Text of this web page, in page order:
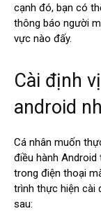
cạnh đó, bạn có
thông báo người
vực nào đấy.
Cài định
android
Cá nhân muốn
điều hành
trong điện thoại
trình thực hiện cài
sau: